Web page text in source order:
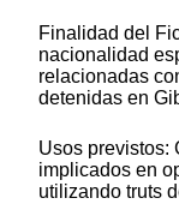
Finalidad del
nacionalidad
relacionadas
detenidas en
Usos previstos:
implicados en
utilizando truts